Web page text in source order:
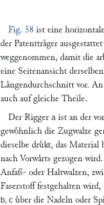
Fig. 58 ist eine
der Patenttraͤger
weggenommen, damit die
eine Seitenansicht
Laͤngendurchschnitt vor.
auch auf gleiche Theile.
Der Rigger a ist an der
gewoͤhnlich die Zugwalze
dieselbe druͤkt, das Material
nach Vorwaͤrts gezogen
Anfaß- oder Haltwalzen,
Faserstoff festgehalten
b, c uͤber die Nadeln oder